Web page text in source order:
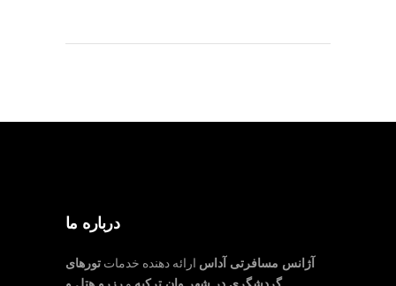
درباره ما
آژانس مسافرتی آداس ارائه دهنده خدماتتورهای